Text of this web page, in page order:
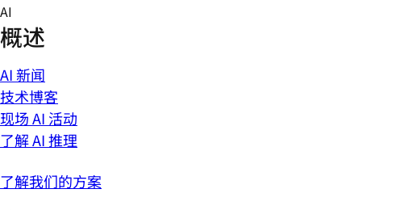
Skip
to
content
AI
概述
AI 新闻
技术博客
现场 AI 活动
了解 AI 推理
了解我们的方案